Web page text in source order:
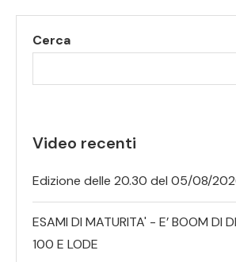
Cerca
Video recenti
Edizione delle 20.30 del 05/08/
ESAMI DI MATURITA' - E’ BOOM DI
100 E LODE